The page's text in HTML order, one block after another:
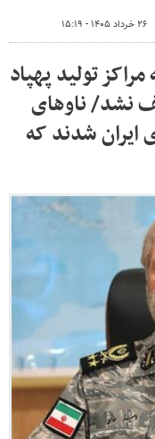
۲۶ خرداد ۱۴۰۵ - ۱۵:۱۹
تولید پهپاد
نشد/ ناوهای
شدند که